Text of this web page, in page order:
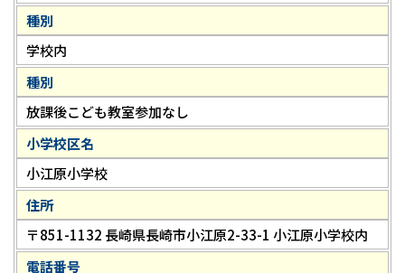
種別
学校内
種別
放課後こども教室参加なし
小学校区名
小江原小学校
住所
〒851-1132 長崎県長崎市小江原2-33-1 小江原小学校内
電話番号